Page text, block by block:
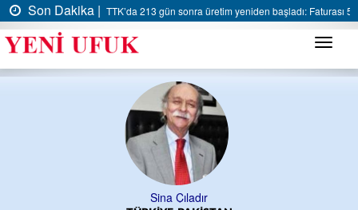
Son Dakika | TTK’da 213 gün sonra üretim yeniden başladı: Faturası 5
Menü
Sina Çıladır